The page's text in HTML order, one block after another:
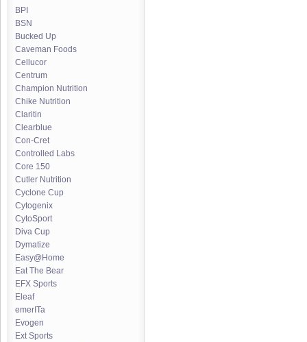
BPI
BSN
Bucked Up
Caveman Foods
Cellucor
Centrum
Champion Nutrition
Chike Nutrition
Claritin
Clearblue
Con-Cret
Controlled Labs
Core 150
Cutler Nutrition
Cyclone Cup
Cytogenix
CytoSport
Diva Cup
Dymatize
Easy@Home
Eat The Bear
EFX Sports
Eleaf
emerITa
Evogen
Ext Sports